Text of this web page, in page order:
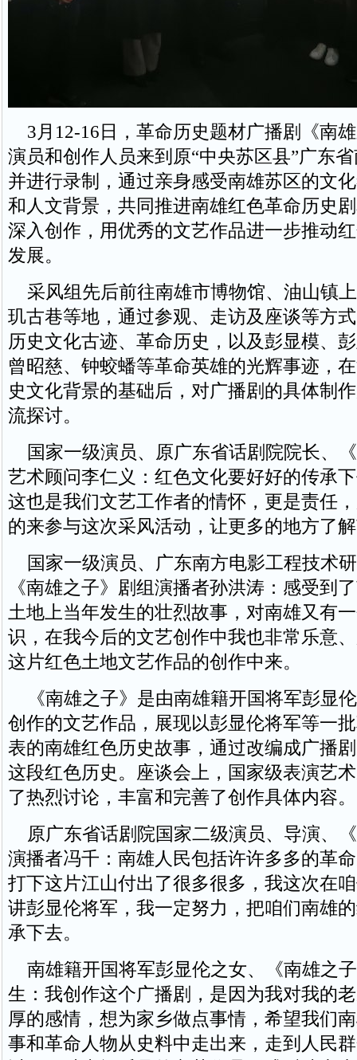
3月12-16日，革命历史题材广播剧《南
演员和创作人员来到原“中央苏区县”广东
并进行录制，通过亲身感受南雄苏区的文
和人文背景，共同推进南雄红色革命历史
深入创作，用优秀的文艺作品进一步推动
发展。
采风组先后前往南雄市博物馆、油山镇
玑古巷等地，通过参观、走访及座谈等方
历史文化古迹、革命历史，以及彭显模、
曾昭慈、钟蛟蟠等革命英雄的光辉事迹，
史文化背景的基础后，对广播剧的具体制
流探讨。
国家一级演员、原广东省话剧院院长、
艺术顾问李仁义：红色文化要好好的传承
这也是我们文艺工作者的情怀，更是责任
的来参与这次采风活动，让更多的地方了
国家一级演员、广东南方电影工程技术
《南雄之子》剧组演播者孙洪涛：感受到
土地上当年发生的壮烈故事，对南雄又有
识，在我今后的文艺创作中我也非常乐意
这片红色土地文艺作品的创作中来。
《南雄之子》是由南雄籍开国将军彭显
创作的文艺作品，展现以彭显伦将军等一
表的南雄红色历史故事，通过改编成广播
这段红色历史。座谈会上，国家级表演艺
了热烈讨论，丰富和完善了创作具体内容。
原广东省话剧院国家二级演员、导演、
演播者冯千：南雄人民包括许许多多的革
打下这片江山付出了很多很多，我这次在
讲彭显伦将军，我一定努力，把咱们南雄
承下去。
南雄籍开国将军彭显伦之女、《南雄之
生：我创作这个广播剧，是因为我对我的
厚的感情，想为家乡做点事情，希望我们
事和革命人物从史料中走出来，走到人民